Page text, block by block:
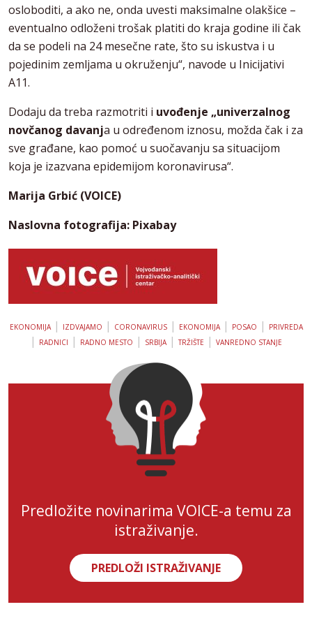
osloboditi, a ako ne, onda uvesti maksimalne olakšice –
eventualno odloženi trošak platiti do kraja godine ili čak
da se podeli na 24 mesečne rate, što su iskustva i u
pojedinim zemljama u okruženju“, navode u Inicijativi
A11.
Dodaju da treba razmotriti i uvođenje „univerzalnog
novčanog davanja u određenom iznosu, možda čak i za
sve građane, kao pomoć u suočavanju sa situacijom
koja je izazvana epidemijom koronavirusa“.
Marija Grbić (VOICE)
Naslovna fotografija: Pixabay
EKONOMIJA| IZDVAJAMO | CORONAVIRUS| EKONOMIJA| POSAO | PRIVREDA
| RADNICI | RADNO MESTO | SRBIJA|TRŽIŠTE | VANREDNO STANJE
Predložite novinarima VOICE-a temu za
istraživanje.
PREDLOŽI ISTRAŽIVANJE